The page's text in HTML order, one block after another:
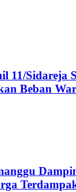
11/Sidareja
Beban